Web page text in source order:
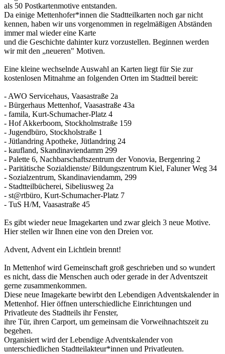
als 50 Postkartenmotive entstanden.
Da einige Mettenhofer*innen die Stadtteilkarten noch gar nicht
kennen, haben wir uns vorgenommen in regelmäßigen Abständen
immer mal wieder eine Karte
und die Geschichte dahinter kurz vorzustellen. Beginnen werden
wir mit den „neueren" Motiven.
Eine kleine wechselnde Auswahl an Karten liegt für Sie zur
kostenlosen Mitnahme an folgenden Orten im Stadtteil bereit:
- AWO Servicehaus, Vaasastraße 2a
- Bürgerhaus Mettenhof, Vaasastraße 43a
- famila, Kurt-Schumacher-Platz 4
- Hof Akkerboom, Stockholmstraße 159
- Jugendbüro, Stockholstraße 1
- Jütlandring Apotheke, Jütlandring 24
- kaufland, Skandinaviendamm 299
- Palette 6, Nachbarschaftszentrum der Vonovia, Bergenring 2
- Paritätische Sozialdienste/ Bildungszentrum Kiel, Faluner Weg 34
- Sozialzentrum, Skandinaviendamm, 299
- Stadtteilbücherei, Sibeliusweg 2a
- st@rtbüro, Kurt-Schumacher-Platz 7
- TuS H/M, Vaasastraße 45
Es gibt wieder neue Imagekarten und zwar gleich 3 neue Motive.
Hier stellen wir Ihnen eine von den Dreien vor.
Advent, Advent ein Lichtlein brennt!
In Mettenhof wird Gemeinschaft groß geschrieben und so wundert
es nicht, dass die Menschen auch oder gerade in der Adventszeit
gerne zusammenkommen.
Diese neue Imagekarte bewirbt den Lebendigen Adventskalender in
Mettenhof. Hier öffnen unterschiedliche Einrichtungen und
Privatleute des Stadtteils ihr Fenster,
ihre Tür, ihren Carport, um gemeinsam die Vorweihnachtszeit zu
begehen.
Organisiert wird der Lebendige Adventskalender von
unterschiedlichen Stadtteilakteur*innen und Privatleuten.